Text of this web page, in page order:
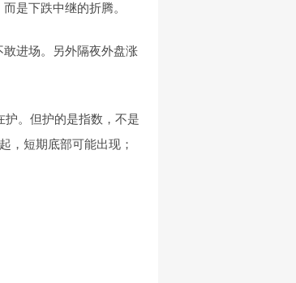
是下跌中继的折腾。
进场。另外隔夜外盘涨
护。但护的是指数，不是
，短期底部可能出现；